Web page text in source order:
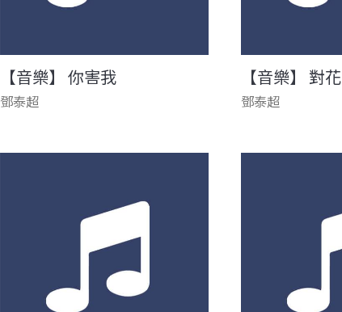
【音樂】 你害我
鄧泰超
【音樂】 對花
鄧泰超